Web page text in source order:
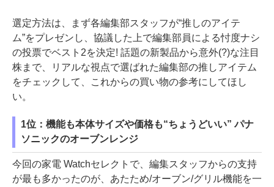
選定方法は、まず各編集部スタッフが“推しのアイテ
ム”をプレゼンし、協議した上で編集部員による忖度ナシ
の投票でベスト2を決定! 話題の新製品から意外(?)な注目
株まで、リアルな視点で選ばれた編集部の推しアイテム
をチェックして、これからの買い物の参考にしてほし
い。
1位：機能も本体サイズや価格も“ちょうどいい” パナ
ソニックのオーブンレンジ
今回の家電 Watchセレクトで、編集スタッフからの支持
が最も多かったのが、あたため/オーブン/グリル機能を一